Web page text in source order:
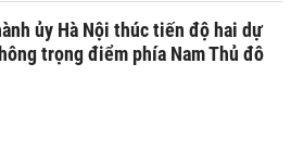
ủy Hà Nội thúc tiến độ hai dự
trọng điểm phía Nam Thủ đô